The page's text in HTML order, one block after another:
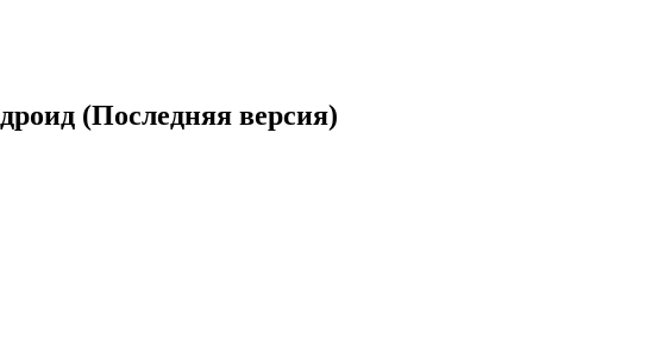
(Последняя версия)